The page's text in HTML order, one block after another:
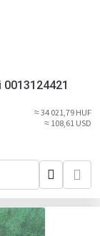
≈ 34 021,79 HUF
≈ 108,61 USD